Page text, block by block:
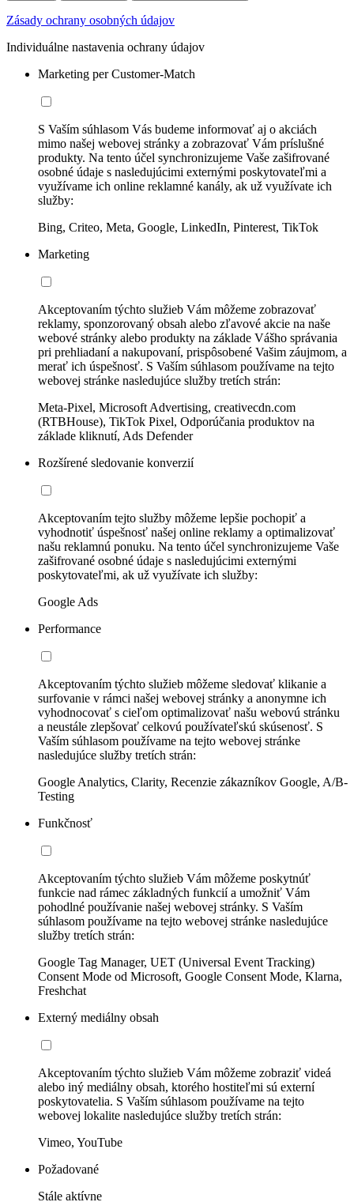
Zásady ochrany osobných údajov
Individuálne nastavenia ochrany údajov
Marketing per Customer-Match
S Vaším súhlasom Vás budeme informovať aj o akciách
mimo našej webovej stránky a zobrazovať Vám príslušné
produkty. Na tento účel synchronizujeme Vaše zašifrované
osobné údaje s nasledujúcimi externými poskytovateľmi a
využívame ich online reklamné kanály, ak už využívate ich
služby:
Bing, Criteo, Meta, Google, LinkedIn, Pinterest, TikTok
Marketing
Akceptovaním týchto služieb Vám môžeme zobrazovať
reklamy, sponzorovaný obsah alebo zľavové akcie na naše
webové stránky alebo produkty na základe Vášho správania
pri prehliadaní a nakupovaní, prispôsobené Vašim záujmom, a
merať ich úspešnosť. S Vaším súhlasom používame na tejto
webovej stránke nasledujúce služby tretích strán:
Meta-Pixel, Microsoft Advertising, creativecdn.com
(RTBHouse), TikTok Pixel, Odporúčania produktov na
základe kliknutí, Ads Defender
Rozšírené sledovanie konverzií
Akceptovaním tejto služby môžeme lepšie pochopiť a
vyhodnotiť úspešnosť našej online reklamy a optimalizovať
našu reklamnú ponuku. Na tento účel synchronizujeme Vaše
zašifrované osobné údaje s nasledujúcimi externými
poskytovateľmi, ak už využívate ich služby:
Google Ads
Performance
Akceptovaním týchto služieb môžeme sledovať klikanie a
surfovanie v rámci našej webovej stránky a anonymne ich
vyhodnocovať s cieľom optimalizovať našu webovú stránku
a neustále zlepšovať celkovú používateľskú skúsenosť. S
Vaším súhlasom používame na tejto webovej stránke
nasledujúce služby tretích strán:
Google Analytics, Clarity, Recenzie zákazníkov Google, A/B-
Testing
Funkčnosť
Akceptovaním týchto služieb Vám môžeme poskytnúť
funkcie nad rámec základných funkcií a umožniť Vám
pohodlné používanie našej webovej stránky. S Vaším
súhlasom používame na tejto webovej stránke nasledujúce
služby tretích strán:
Google Tag Manager, UET (Universal Event Tracking)
Consent Mode od Microsoft, Google Consent Mode, Klarna,
Freshchat
Externý mediálny obsah
Akceptovaním týchto služieb Vám môžeme zobraziť videá
alebo iný mediálny obsah, ktorého hostiteľmi sú externí
poskytovatelia. S Vaším súhlasom používame na tejto
webovej lokalite nasledujúce služby tretích strán:
Vimeo, YouTube
Požadované
Stále aktívne